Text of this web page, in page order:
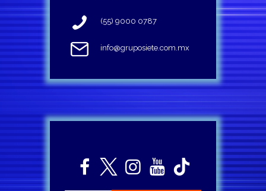
(55) 9000 0787
info@gruposiete.com.mx